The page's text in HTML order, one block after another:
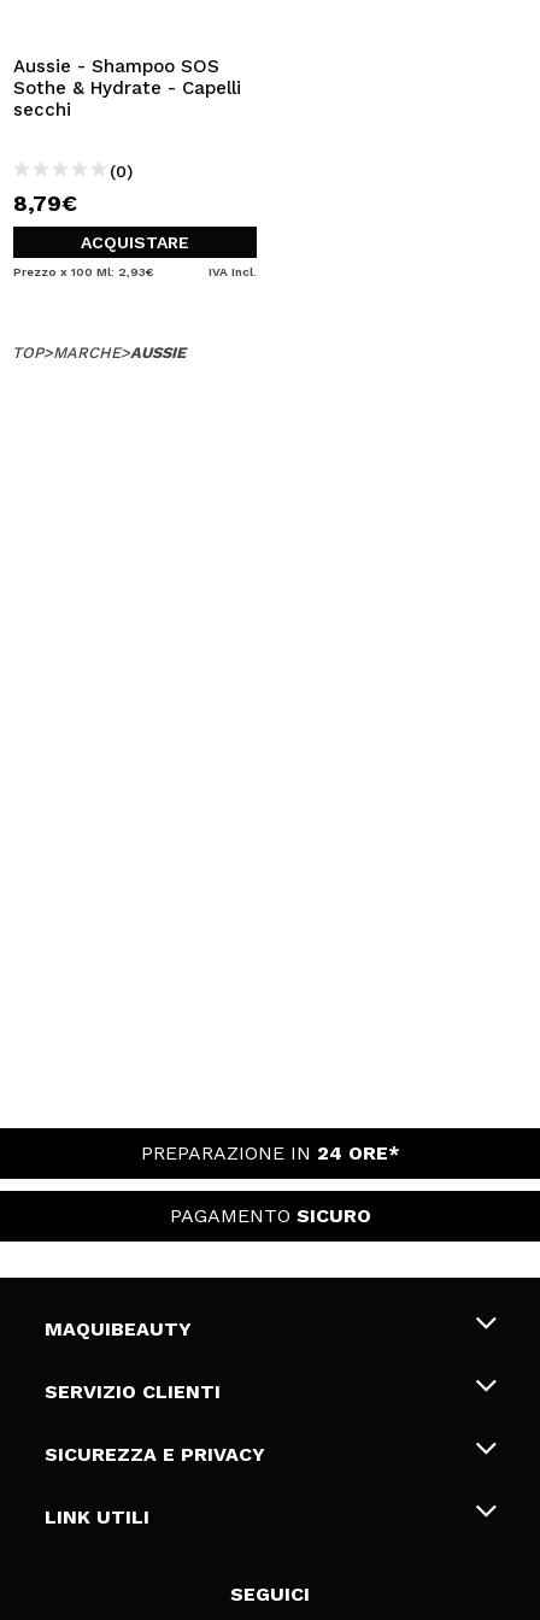
Creando un account su Maquibeauty.it potrai fare i tuoi
acquisti velocemente, controllare lo stato dei tuoi ordini e
consultare le tue operazioni precedenti.
Aussie - Shampoo SOS
Sothe & Hydrate - Capelli
secchi
(0)
8,79€
ACQUISTARE
Prezzo x 100 Ml: 2,93€ IVA Incl.
TOP>MARCHE>AUSSIE
PREPARAZIONE IN 24 ORE*
PAGAMENTO SICURO
MAQUIBEAUTY
Chi siamo
Gift Cards
SERVIZIO CLIENTI
Spedizioni & Resi
Metodi di pagamamento
SICUREZZA E PRIVACY
Termini e condizioni
LINK UTILI
SEGUICI